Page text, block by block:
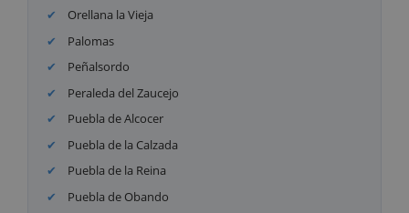
Orellana la Vieja
Palomas
Peñalsordo
Peraleda del Zaucejo
Puebla de Alcocer
Puebla de la Calzada
Puebla de la Reina
Puebla de Obando